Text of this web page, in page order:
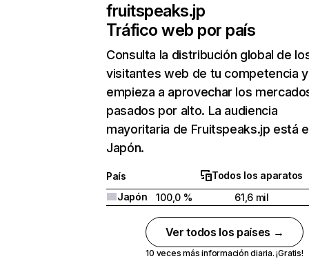
fruitspeaks.jp
Tráfico web por país
Consulta la distribución global de
visitantes web de tu competencia y
empieza a aprovechar los
pasados por alto. La audiencia
mayoritaria de Fruitspeaks.jp está
Japón.
País
Todos los aparatos
Japón
100,0 % 61,6 mil
Ver todos los países →
10 veces más información diaria. ¡Gratis!